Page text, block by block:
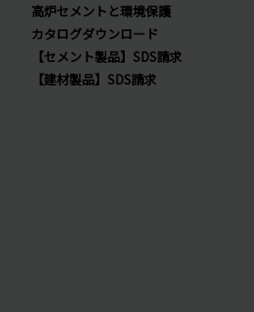
高炉セメントと環境保護
カタログダウンロード
【セメント製品】SDS請求
【建材製品】SDS請求